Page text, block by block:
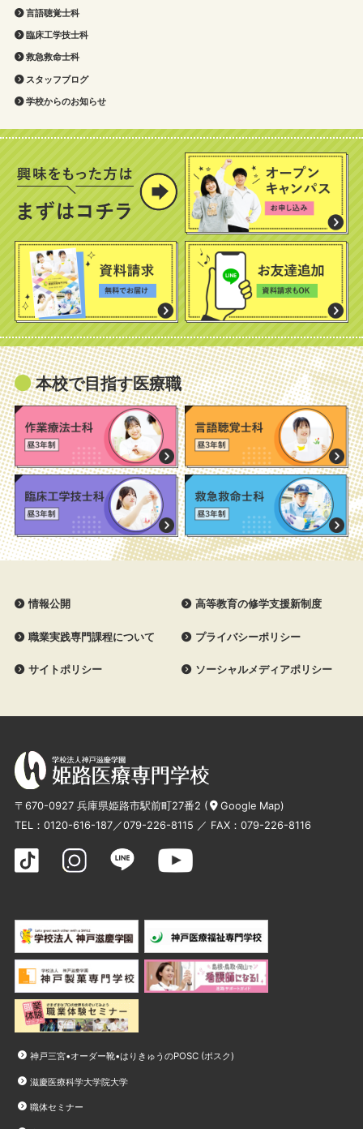
言語聴覚士科
臨床工学技士科
救急救命士科
スタッフブログ
学校からのお知らせ
本校で目指す医療職
情報公開 高等教育の修学支援新制度
職業実践専門課程について プライバシーポリシー
サイトポリシー ソーシャルメディアポリシー
〒670-0927 兵庫県姫路市駅前町27番2 ( Google Map)
TEL： 0120-616-187／079-226-8115 ／ FAX：079-226-8116
神戸三宮•オーダー靴•はりきゅうのPOSC (ポスク)
滋慶医療科学大学院大学
職体セミナー